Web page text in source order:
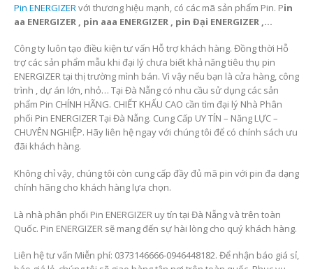
Pin ENERGIZERvới thương hiệu mạnh, có các mã sản phẩm Pin. Pin
aa ENERGIZER , pin aaa ENERGIZER , pin Đại ENERGIZER ,…
Công ty luôn tạo điều kiện tư vấn Hỗ trợ khách hàng. Đồng thời Hỗ
trợ các sản phẩm mẫu khi đại lý chưa biết khả năng tiêu thụ pin
ENERGIZER tại thị trường mình bán. Vì vậy nếu bạn là cửa hàng, công
trình , dự án lớn, nhỏ… Tại Đà Nẵng có nhu cầu sử dụng các sản
phẩm Pin CHÍNH HÃNG. CHIẾT KHẤU CAO cần tìm đại lý Nhà Phân
phối Pin ENERGIZER Tại Đà Nẵng. Cung Cấp UY TÍN – Năng LỰC –
CHUYÊN NGHIỆP. Hãy liên hệ ngay với chúng tôi để có chính sách ưu
đãi khách hàng.
Không chỉ vậy, chúng tôi còn cung cấp đầy đủ mã pin với pin đa dạng
chính hãng cho khách hàng lựa chọn.
Là nhà phân phối Pin ENERGIZER uy tín tại Đà Nẵng và trên toàn
Quốc. Pin ENERGIZER sẽ mang đến sự hài lòng cho quý khách hàng.
Liên hệ tư vấn Miễn phí: 0373146666-0946448182. Để nhận báo giá sỉ,